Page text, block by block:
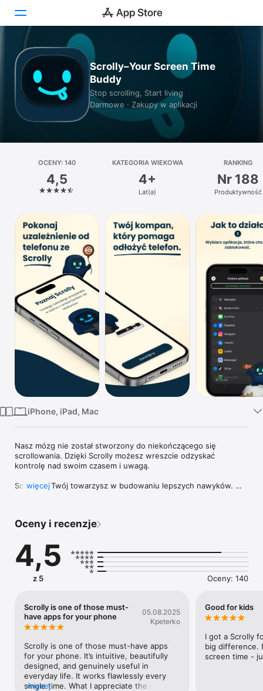
Dziś
Gry
Aplikacje
Platforma
iPhone
iPad
Watch
TV
Scrolly–Your Screen Time
Buddy
Stop scrolling, Start living
Darmowe · Zakupy w aplikacji
OCENY: 140
4,5
KATEGORIA WIEKOWA
4+
Lat(a)
RANKING
Nr 188
Produktywność
iPhone, iPad, Mac
Nasz mózg nie został stworzony do niekończącego się
scrollowania. Dzięki Scrolly możesz wreszcie odzyskać
kontrolę nad swoim czasem i uwagą.
Scrolly to Twój towarzysz w budowaniu lepszych nawyków.
naprawdę ważne – rodzinę, przyjaciół i swoje pasje.
Jak działa Scrolly?
• Wybierz aplikacje do zablokowania – Zaznacz aplikacje, które
najbardziej pochłaniają Twój czas (TikTok, Instagram, Facebook
przyłożyć Scrolly do iPhone’a, aby natychmiast zablokować
wybrane aplikacje.
• Skup się na tym, co ważne – Zablokowane aplikacje
pozostaną niedostępne, dopóki ponownie nie przyłożysz
Scrolly.
Warunki korzystania (EULA):
https://www.apple.com/legal/internet-
services/itunes/dev/stdeula/
więcej
Oceny i recenzje
4,5
z 5 Oceny: 140
Scrolly is one of those must-
have apps for your phone
05.08.2025
Kpeterko
Scrolly is one of those must-have apps
for your phone. It’s intuitive, beautifully
designed, and genuinely useful in
everyday life. It works flawlessly every
single time. What I appreciate the most:
więcej
Good for kids
I got a Scrolly
big difference.
screen time -